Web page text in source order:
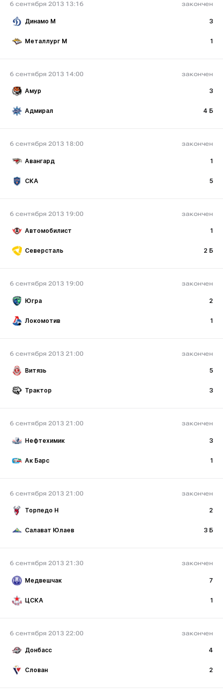
6 сентября 2013 13:16 закончен
Динамо М 3
Металлург М 1
6 сентября 2013 14:00 закончен
Амур 3
Адмирал 4 Б
6 сентября 2013 18:00 закончен
Авангард 1
СКА 5
6 сентября 2013 19:00 закончен
Автомобилист 1
Северсталь 2 Б
6 сентября 2013 19:00 закончен
Югра 2
Локомотив 1
6 сентября 2013 21:00 закончен
Витязь 5
Трактор 3
6 сентября 2013 21:00 закончен
Нефтехимик 3
Ак Барс 1
6 сентября 2013 21:00 закончен
Торпедо Н 2
Салават Юлаев 3 Б
6 сентября 2013 21:30 закончен
Медвешчак 7
ЦСКА 1
6 сентября 2013 22:00 закончен
Донбасс 4
Слован 2